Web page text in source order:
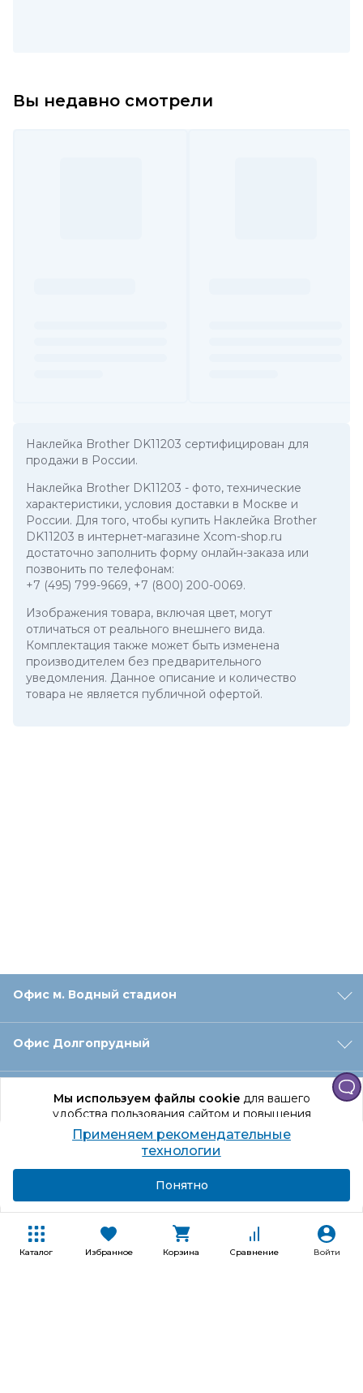
Каталог Избранное Корзина Сравнение Войти
Мы используем файлы cookieдля вашего
удобства пользования сайтом и повышения
качества рекомендаций.
Продолжая использование сайта, вы даете
согласие на обработку персональных данных
Вы недавно смотрели
Наклейка Brother DK11203 сертифицирован для
продажи в России.
Наклейка Brother DK11203 - фото, технические
характеристики, условия доставки в Москве и
России. Для того, чтобы купить Наклейка Brother
DK11203 в интернет-магазине Xcom-shop.ru
достаточно заполнить форму онлайн-заказа или
позвонить по телефонам:
+7 (495) 799-9669, +7 (800) 200-0069.
Изображения товара, включая цвет, могут
отличаться от реального внешнего вида.
Комплектация также может быть изменена
производителем без предварительного
уведомления. Данное описание и количество
товара не является публичной офертой.
Офис м. Водный стадион
Офис Долгопрудный
Офис Санкт‑Петербург
Оформление заказа
Покупателям
Применяем рекомендательные
технологии
Понятно